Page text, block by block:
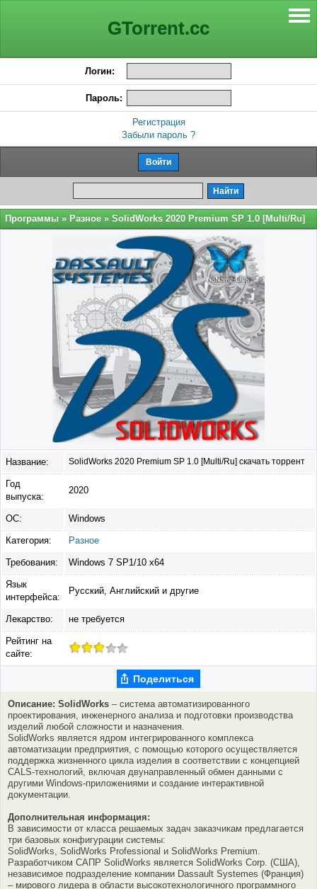
GTorrent.cc
Логин:
Пароль:
Регистрация
Забыли пароль ?
Программы » Разное » SolidWorks 2020 Premium SP 1.0 [Multi/Ru]
Название: SolidWorks 2020 Premium SP 1.0 [Multi/Ru] скачать торрент
Год
выпуска:
2020
ОС: Windows
Категория: Разное
Требования: Windows 7 SP1/10 x64
Язык
интерфейса:
Русский, Английский и другие
Лекарство: не требуется
Рейтинг на
сайте:
Поделиться
Описание: SolidWorks – система автоматизированного
проектирования, инженерного анализа и подготовки производства
изделий любой сложности и назначения.
SolidWorks является ядром интегрированного комплекса
автоматизации предприятия, с помощью которого осуществляется
поддержка жизненного цикла изделия в соответствии с концепцией
CALS-технологий, включая двунаправленный обмен данными с
другими Windows-приложениями и создание интерактивной
документации.
Дополнительная информация:
В зависимости от класса решаемых задач заказчикам предлагается
три базовых конфигурации системы:
SolidWorks, SolidWorks Professional и SolidWorks Premium.
Разработчиком САПР SolidWorks является SolidWorks Corp. (США),
независимое подразделение компании Dassault Systemes (Франция)
– мирового лидера в области высокотехнологичного программного